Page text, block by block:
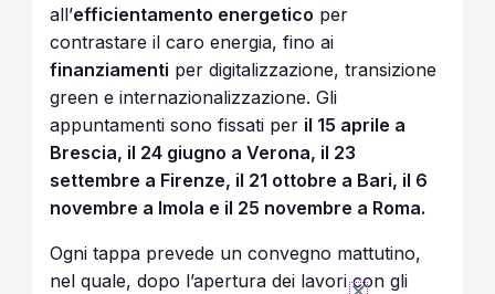
all’efficientamento energetico per
contrastare il caro energia, fino ai
finanziamenti per digitalizzazione, transizione
green e internazionalizzazione. Gli
appuntamenti sono fissati per il 15 aprile a
Brescia, il 24 giugno a Verona, il 23
settembre a Firenze, il 21 ottobre a Bari, il 6
novembre a Imola e il 25 novembre a Roma.
Ogni tappa prevede un convegno mattutino,
nel quale, dopo l’apertura dei lavori con gli